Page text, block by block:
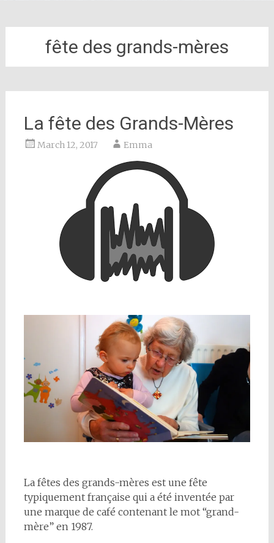
fête des grands-mères
La fête des Grands-Mères
March 12, 2017 Emma
La fêtes des grands-mères est une fête
typiquement française qui a été inventée par
une marque de café contenant le mot “grand-
mère” en 1987.